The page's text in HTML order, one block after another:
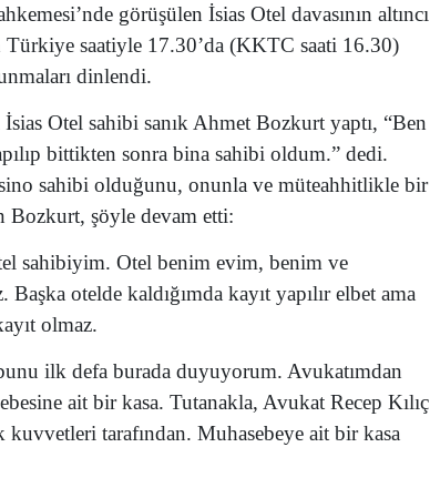
görüşülen İsias Otel davasının altıncı
Türkiye saatiyle 17.30’da (KKTC saati 16.30)
dinlendi.
Otel sahibi sanık Ahmet Bozkurt yaptı, “Ben
bittikten sonra bina sahibi oldum.” dedi.
sahibi olduğunu, onunla ve müteahhitlikle bir
Bozkurt, şöyle devam etti:
sahibiyim. Otel benim evim, benim ve
Başka otelde kaldığımda kayıt yapılır elbet ama
olmaz.
ilk defa burada duyuyorum. Avukatımdan
ait bir kasa. Tutanakla, Avukat Recep Kılıç
tarafından. Muhasebeye ait bir kasa